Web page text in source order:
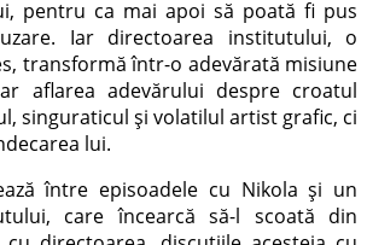
pentru ca mai apoi să poată fi pus
Iar directoarea institutului, o
transformă într-o adevărată misiune
aflarea adevărului despre croatul
singuraticul și volatilul artist grafic, ci
lui.
între episoadele cu Nikola și un
care încearcă să-l scoată din